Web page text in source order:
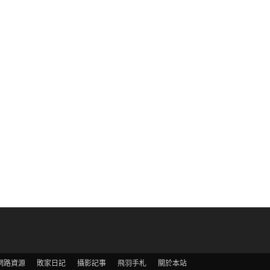
路資源 敗家日記 攝影記事 飛羽手札 關於本站